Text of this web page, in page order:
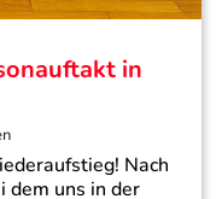
in
Nach
dem uns in der